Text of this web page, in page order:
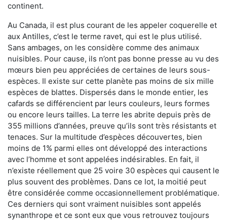
continent.
Au Canada, il est plus courant de les appeler coquerelle et
aux Antilles, c’est le terme ravet, qui est le plus utilisé.
Sans ambages, on les considère comme des animaux
nuisibles. Pour cause, ils n’ont pas bonne presse au vu des
mœurs bien peu appréciées de certaines de leurs sous-
espèces. Il existe sur cette planète pas moins de six mille
espèces de blattes. Dispersés dans le monde entier, les
cafards se différencient par leurs couleurs, leurs formes
ou encore leurs tailles. La terre les abrite depuis près de
355 millions d’années, preuve qu’ils sont très résistants et
tenaces. Sur la multitude d’espèces découvertes, bien
moins de 1% parmi elles ont développé des interactions
avec l’homme et sont appelées indésirables. En fait, il
n’existe réellement que 25 voire 30 espèces qui causent le
plus souvent des problèmes. Dans ce lot, la moitié peut
être considérée comme occasionnellement problématique.
Ces derniers qui sont vraiment nuisibles sont appelés
synanthrope et ce sont eux que vous retrouvez toujours